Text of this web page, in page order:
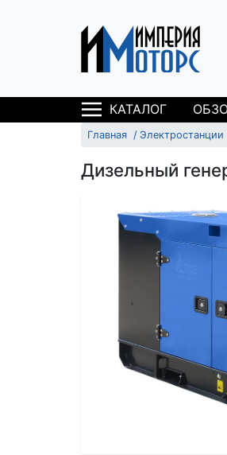
КАТАЛОГ
Главная Электростанции
Дизельный